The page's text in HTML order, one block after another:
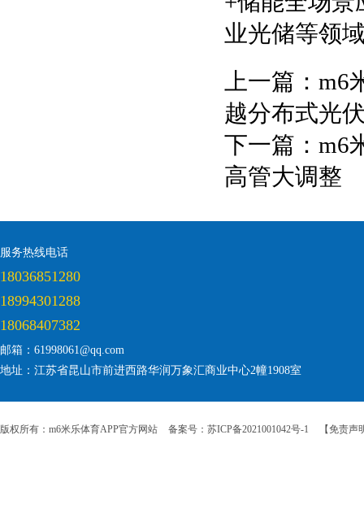
业光储等领
上一篇： m6
越分布式光
下一篇： m6
高管大调整
服务热线电话
18036851280
18994301288
18068407382
邮箱：61998061@qq.com
地址：江苏省昆山市前进西路华润万象汇商业中心2幢1908室
版权所有：m6米乐体育APP官方网站 备案号：苏ICP备2021001042号-1 【免责声